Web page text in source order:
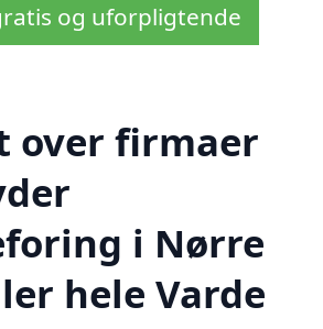
og uforpligtende
over firmaer
i Nørre
hele Varde